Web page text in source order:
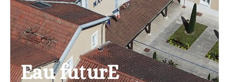
Eau futurE